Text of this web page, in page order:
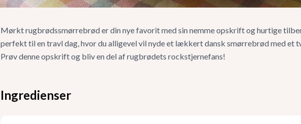
Mørkt rugbrødssmørrebrød er din nye favorit med sin nemme opskrift og hurtige
perfekt til en travl dag, hvor du alligevel vil nyde et lækkert dansk smørrebrød med et
Prøv denne opskrift og bliv en del af rugbrødets rockstjernefans!
Ingredienser